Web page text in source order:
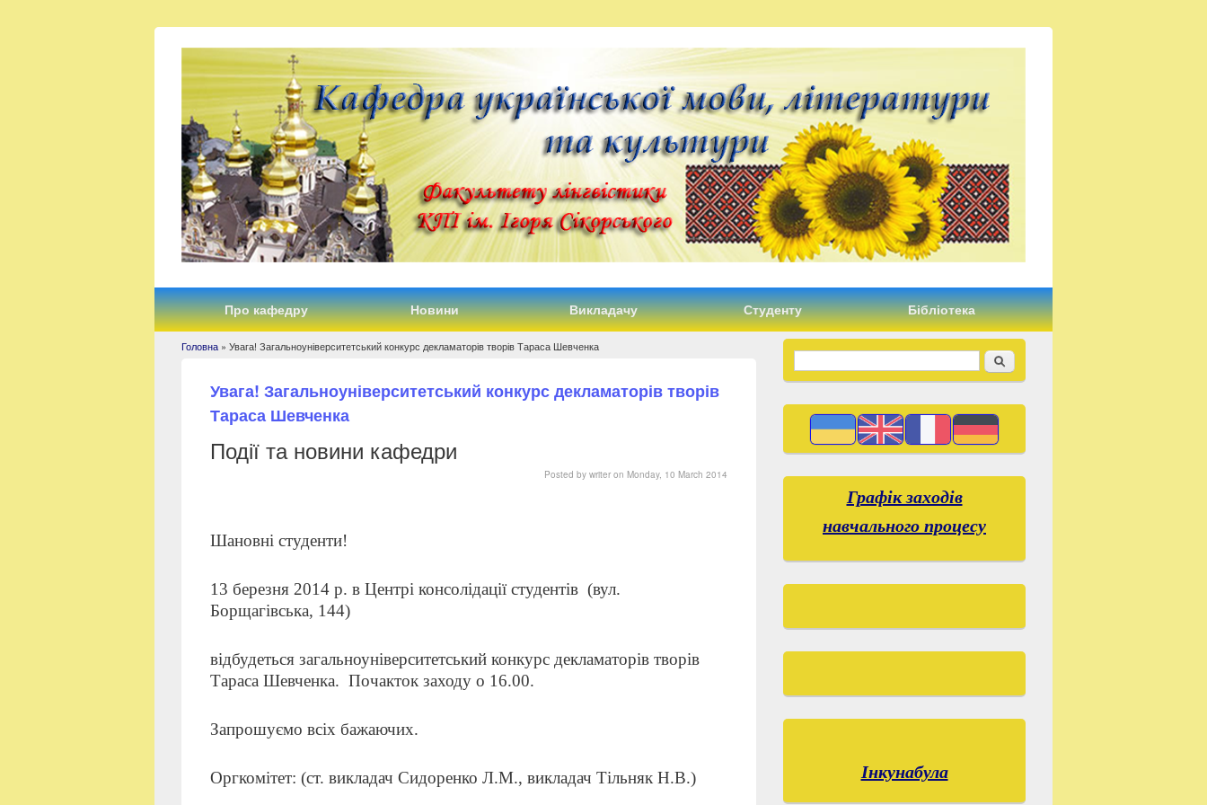
Про кафедру Новини Викладачу Студенту Бібліотека
Ви є тут
Головна » Увага! Загальноуніверситетський конкурс декламаторів творів Тараса Шевченка
Увага! Загальноуніверситетський конкурс декламаторів творів
Тараса Шевченка
Події та новини кафедри
Posted by writer on Monday, 10 March 2014
Шановні студенти!
13 березня 2014 р. в Центрі консолідації студентів (вул.
Борщагівська, 144)
відбудеться загальноуніверситетський конкурс декламаторів творів
Тараса Шевченка. Почакток заходу о 16.00.
Запрошуємо всіх бажаючих.
Оргкомітет: (ст. викладач Сидоренко Л.М., викладач Тільняк Н.В.)
Пошукова форма Пошук
Графік заходів
навчального процесу
Інкунабула